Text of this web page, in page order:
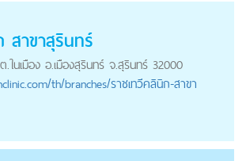
สาขาสุรินทร์
ในเมือง อ.เมืองสุรินทร์ จ.สุรินทร์ 32000
/th/branches/ราชเทวีคลินิก-สาขา